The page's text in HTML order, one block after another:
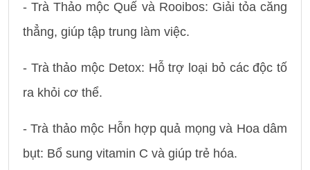
- Trà Thảo mộc Quế và Rooibos: Giải tỏa căng
thẳng, giúp tập trung làm việc.
- Trà thảo mộc Detox: Hỗ trợ loại bỏ các độc tố
ra khỏi cơ thể.
- Trà thảo mộc Hỗn hợp quả mọng và Hoa dâm
bụt: Bổ sung vitamin C và giúp trẻ hóa.